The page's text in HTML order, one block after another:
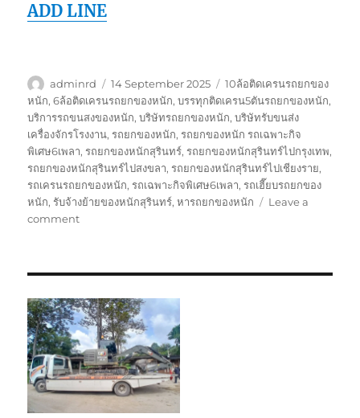
ADD LINE
Author
adminrd
Posted
on
14 September 2025 Tags
10ล้อติดเครนรถยกของ
หนัก,6ล้อติดเครนรถยกของหนัก,บรรทุกติดเครน5ตันรถยกของหนัก,
บริการรถขนสงของหนัก,บริษัทรถยกของหนัก,บริษัทรับขนส่ง
เครื่องจักรโรงงาน,รถยกของหนัก,รถยกของหนัก รถเฉพาะกิจ
พิเศษ6เพลา,รถยกของหนักสุรินทร์,รถยกของหนักสุรินทร์ไปกรุงเทพ,
รถยกของหนักสุรินทร์ไปสงขลา,รถยกของหนักสุรินทร์ไปเชียงราย,
รถเครนรถยกของหนัก,รถเฉพาะกิจพิเศษ6เพลา,รถเฮี๊ยบรถยกของ
หนัก,รับจ้างย้ายของหนักสุรินทร์,หารถยกของหนัก
Leave a
commenton
สุรินทร์
บริษัท
รับ
เหมา
ขนส่ง
สินค้า